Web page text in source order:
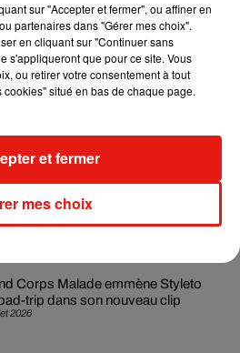
2026
Desk invite Charlie Puth pour une
solaire
Grande prendra une pause après
2026
Corps Malade emmène Styleto
trip dans son nouveau clip
sur "Accepter et fermer", ou affiner en
partenaires dans "Gérer mes choix".
en cliquant sur "Continuer sans
s'appliqueront que pour ce site. Vous
ou retirer votre consentement à tout
situé en bas de chaque page.
mes choix
et fermer